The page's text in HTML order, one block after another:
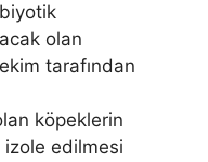
olan
tarafından
köpeklerin
edilmesi